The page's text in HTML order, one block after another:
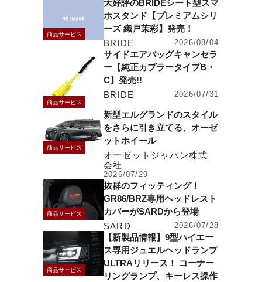
商品サービス
大好評のBRIDEシート型スマ
ホスタンド【プレミアムシリ
ーズ 織戸茉彩】発売！
BRIDE
2026/08/04
商品サービス
サイドエアバッグキャンセラ
ー【純正カプラータイプB・
C】発売!!
BRIDE
2026/07/31
商品サービス
新型エルグランドのスタイル
をさらに引き立てる、オーゼ
ットホイール
オーゼットジャパン株式
会社
2026/07/29
商品サービス
抜群のフィッティング！
GR86/BRZ専用ヘッドレスト
カバーがSARDから登場
SARD
2026/07/28
商品サービス
【新製品情報】9型ハイエー
ス専用ジュエルヘッドランプ
ULTRAリリース！ コーナー
リングランプ、キーレス操作